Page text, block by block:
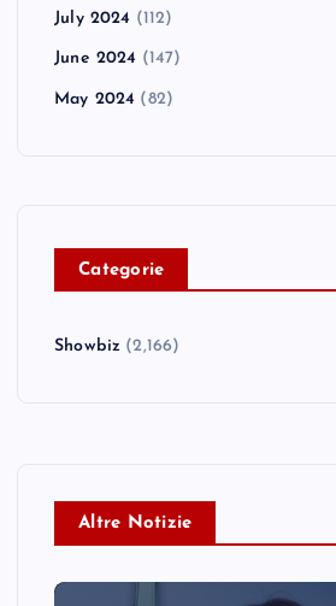
July 2024 (112)
June 2024 (147)
May 2024 (82)
Categorie
Showbiz (2,166)
Altre Notizie